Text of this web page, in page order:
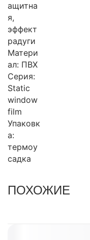
ащитна
я,
эффект
радуги
Матери
ал: ПВХ
Серия:
Static
window
film
Упаковк
а:
термоу
садка
ПОХОЖИЕ